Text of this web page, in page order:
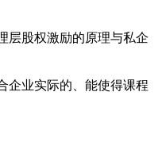
层股权激励的原理与私企
企业实际的、能使得课程